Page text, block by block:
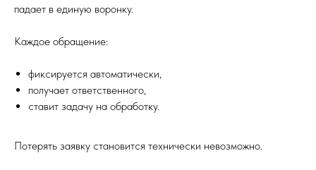
падает в единую воронку.
Каждое обращение:
фиксируется автоматически,
получает ответственного,
ставит задачу на обработку.
Потерять заявку становится технически невозможно.